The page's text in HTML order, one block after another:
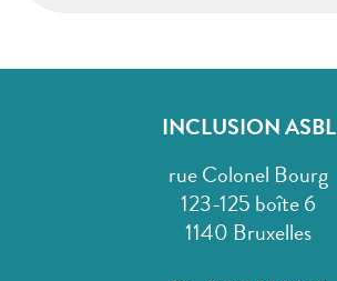
INCLUSION ASBL
rue Colonel Bourg
123-125 boîte 6
1140 Bruxelles